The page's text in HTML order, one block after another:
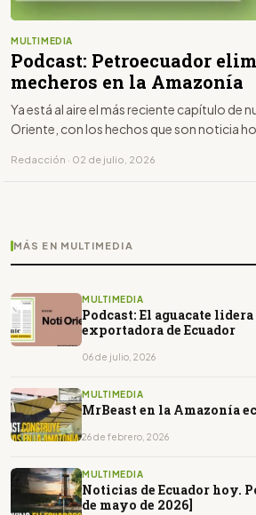
MULTIMEDIA
Podcast: Petroecuador
mecheros en la Amazonía
Ya está al aire el más reciente capítulo de
Oriente, con los hechos que son noticia
Redacción · 02 de julio, 2026
MÁS EN MULTIMEDIA
MULTIMEDIA
Podcast: El aguacate
exportadora de Ecuador
06 de julio, 2026
MULTIMEDIA
MrBeast en la Amazonía
26 de febrero, 2026
MULTIMEDIA
Noticias de Ecuador hoy.
de mayo de 2026]